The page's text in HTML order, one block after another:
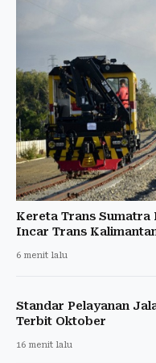
Kereta Trans Sumatra
Incar Trans
6 menit lalu
Standar Pelayanan
Terbit Oktober
16 menit lalu